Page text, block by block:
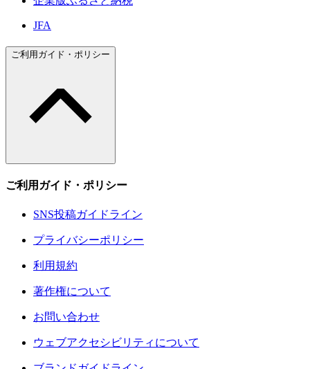
JFA
ご利用ガイド・ポリシー
ご利用ガイド・ポリシー
SNS投稿ガイドライン
プライバシーポリシー
利用規約
著作権について
お問い合わせ
ウェブアクセシビリティについて